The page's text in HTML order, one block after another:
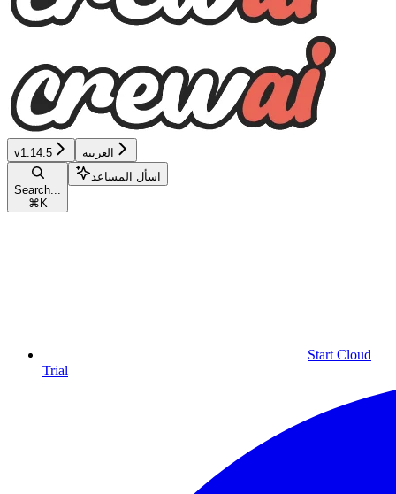
v1.14.5 العربية
Search...
⌘ K
اسأل المساعد
Start Cloud
Trial